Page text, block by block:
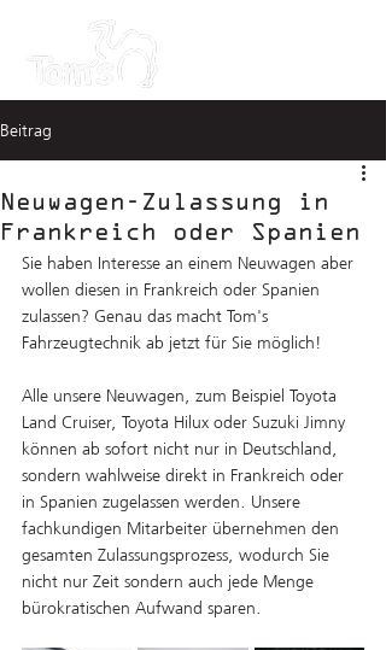
Beitrag
Neuwagen-Zulassung in
Frankreich oder Spanien
Sie haben Interesse an einem Neuwagen aber
wollen diesen in Frankreich oder Spanien
zulassen? Genau das macht Tom's
Fahrzeugtechnik ab jetzt für Sie möglich!
Alle unsere Neuwagen, zum Beispiel Toyota
Land Cruiser, Toyota Hilux oder Suzuki Jimny
können ab sofort nicht nur in Deutschland,
sondern wahlweise direkt in Frankreich oder
in Spanien zugelassen werden. Unsere
fachkundigen Mitarbeiter übernehmen den
gesamten Zulassungsprozess, wodurch Sie
nicht nur Zeit sondern auch jede Menge
bürokratischen Aufwand sparen.